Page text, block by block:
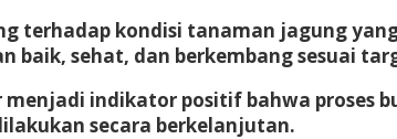
terhadap kondisi tanaman jagung
sehat, dan berkembang sesuai
indikator positif bahwa proses
secara berkelanjutan.